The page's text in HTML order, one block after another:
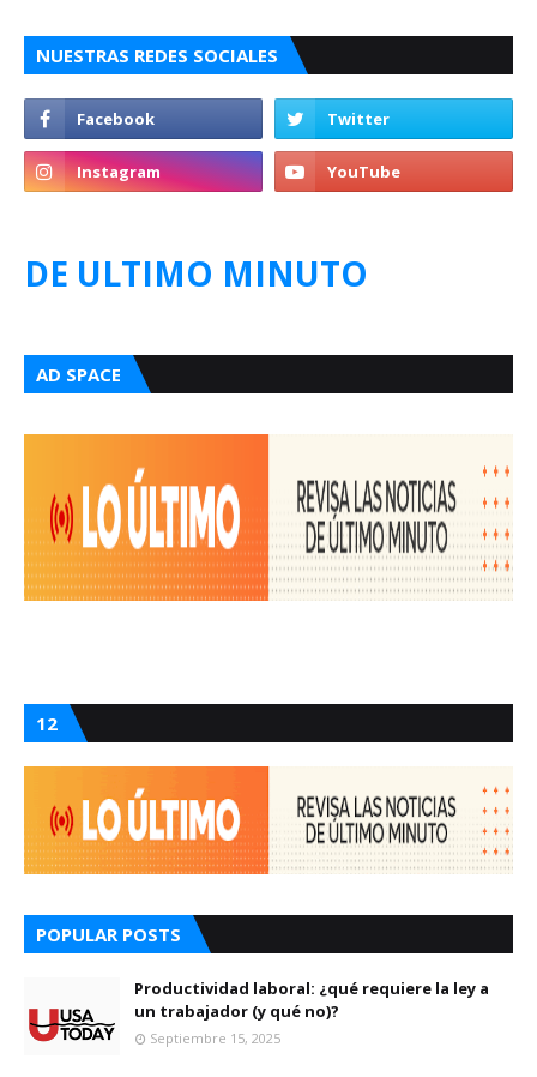
NUESTRAS REDES SOCIALES
DE ULTIMO MINUTO
AD SPACE
12
POPULAR POSTS
Productividad laboral: ¿qué requiere la ley a
un trabajador (y qué no)?
Septiembre 15, 2025